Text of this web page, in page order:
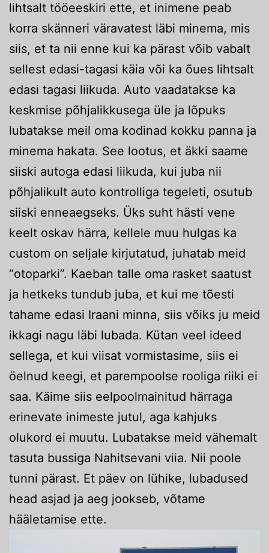
lihtsalt tööeeskiri ette, et inimene peab
korra skänneri väravatest läbi minema, mis
siis, et ta nii enne kui ka pärast võib vabalt
sellest edasi-tagasi käia või ka õues lihtsalt
edasi tagasi liikuda. Auto vaadatakse ka
keskmise põhjalikkusega üle ja lõpuks
lubatakse meil oma kodinad kokku panna ja
minema hakata. See lootus, et äkki saame
siiski autoga edasi liikuda, kui juba nii
põhjalikult auto kontrolliga tegeleti, osutub
siiski enneaegseks. Üks suht hästi vene
keelt oskav härra, kellele muu hulgas ka
custom on seljale kirjutatud, juhatab meid
“otoparki”. Kaeban talle oma rasket saatust
ja hetkeks tundub juba, et kui me tõesti
tahame edasi Iraani minna, siis võiks ju meid
ikkagi nagu läbi lubada. Kütan veel ideed
sellega, et kui viisat vormistasime, siis ei
öelnud keegi, et parempoolse rooliga riiki ei
saa. Käime siis eelpoolmainitud härraga
erinevate inimeste jutul, aga kahjuks
olukord ei muutu. Lubatakse meid vähemalt
tasuta bussiga Nahitsevani viia. Nii poole
tunni pärast. Et päev on lühike, lubadused
head asjad ja aeg jookseb, võtame
hääletamise ette.